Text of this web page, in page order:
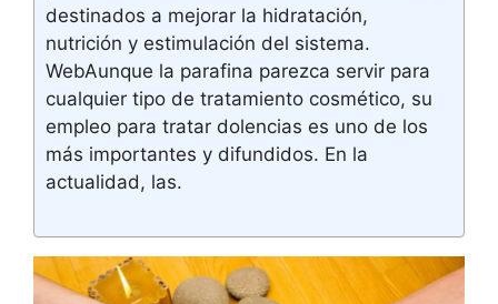
destinados a mejorar la hidratación,
nutrición y estimulación del sistema.
WebAunque la parafina parezca servir para
cualquier tipo de tratamiento cosmético, su
empleo para tratar dolencias es uno de los
más importantes y difundidos. En la
actualidad, las.